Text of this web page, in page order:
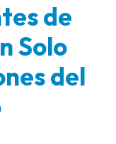
de
Solo
del